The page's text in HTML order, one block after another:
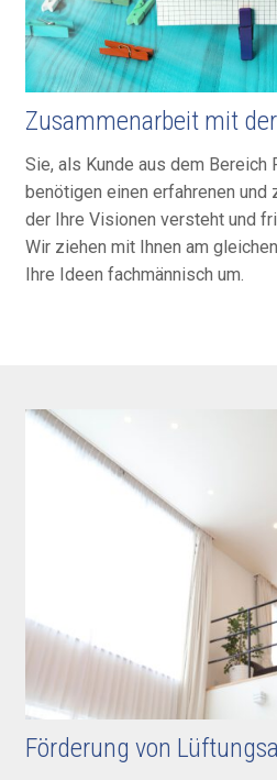
Zusammenarbeit mit
Sie, als Kunde aus dem Bereich
benötigen einen erfahrenen und
der Ihre Visionen versteht und
Wir ziehen mit Ihnen am
Ihre Ideen fachmännisch um.
Förderung von